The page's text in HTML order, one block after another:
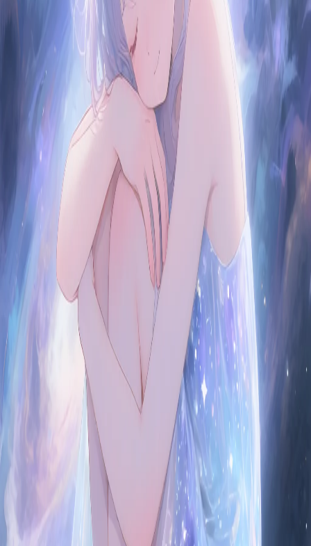
Crea alegría que valga la pena compartir.
Iniciar sesión con Google